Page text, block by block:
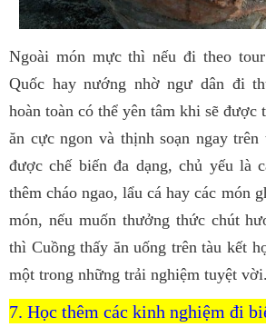
Ngoài món mực thì nếu đi theo
Quốc hay nướng nhờ ngư dân đi
hoàn toàn có thể yên tâm khi sẽ được
ăn cực ngon và thịnh soạn ngay
được chế biến đa dạng, chủ yếu là
thêm cháo ngao, lẩu cá hay các món
món, nếu muốn thưởng thức chút
thì Cuồng thấy ăn uống trên tàu kết
một trong những trải nghiệm tuyệt vời.
7. Học thêm các kinh nghiệm đi